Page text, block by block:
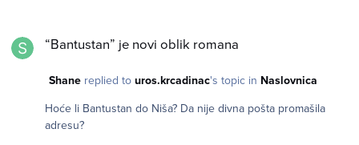
“Bantustan” je novi oblik romana
Shanereplied to uros.krcadinac's topic in Naslovnica
Hoće li Bantustan do Niša? Da nije divna pošta promašila
adresu?